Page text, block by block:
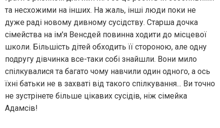
та несхожими на інших. На жаль, інші люди поки не
дуже раді новому дивному сусідству. Старша дочка
сімейства на ім'я Венсдей повинна ходити до місцевої
школи. Більшість дітей обходить її стороною, але одну
подругу дівчинка все-таки собі знайшли. Вони мило
спілкувалися та багато чому навчили один одного, а ось
їхні батьки не в захваті від такого спілкування... Ви точно
не зустрінете більше цікавих сусідів, ніж сімейка
Адамсів!